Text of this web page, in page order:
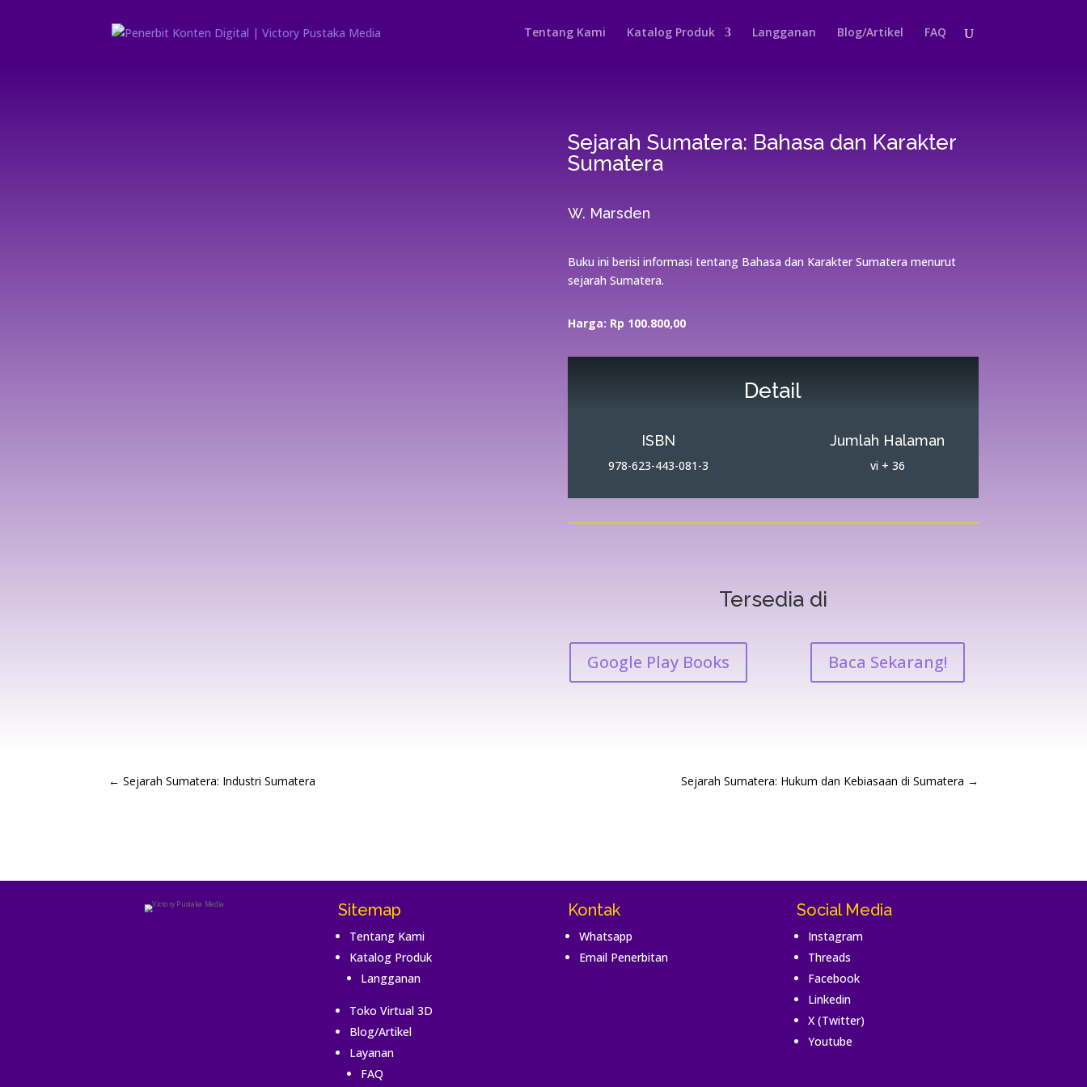
Tentang Kami Katalog Produk Langganan Blog/Artikel FAQ
Sejarah Sumatera: Bahasa dan Karakter
Sumatera
W. Marsden
Buku ini berisi informasi tentang Bahasa dan Karakter Sumatera menurut
sejarah Sumatera.
Harga: Rp 100.800,00
Detail
ISBN
978-623-443-081-3
Jumlah Halaman
vi + 36
Tersedia di
Google Play Books Baca Sekarang!
←Sejarah Sumatera: Industri Sumatera Sejarah Sumatera: Hukum dan Kebiasaan di Sumatera →
Sitemap
Tentang Kami
Katalog Produk
Langganan
Toko Virtual 3D
Blog/Artikel
Layanan
FAQ
Kontak
Whatsapp
Email Penerbitan
Social Media
Instagram
Threads
Facebook
Linkedin
X (Twitter)
Youtube